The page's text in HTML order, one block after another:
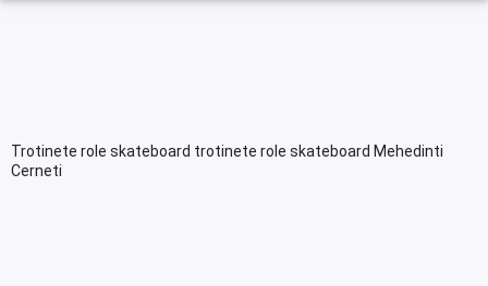
Trotinete role skateboard trotinete role skateboard Mehedinti
Cerneti